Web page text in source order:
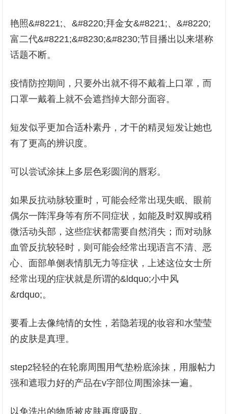
艳照&#8221;、&#8220;拜金女&#8221;、&#8220;
富二代&#8221;&#8230;&#8230;节目播出以来堪称
话题不断。
疫情防控期间，只要外出就不得不戴着上口罩，而
口罩一戴着上就不会遮挡掉大部分面容。
短发似乎更加合适朴素丹，才干的精灵短发让她也
有了更高的辨识度。
可以尝试涂抹上多层色彩圆润的唇彩。
如果反抗动脉较重时，可能会经常出现失眠、眼前
偶尔一阵浑身等有所不同症状，如能及时双脚或稍
微活动头部，这些症状都需要自然消失；而对动脉
血管反抗较轻时，则可能会经常出现语言不清、恶
心、面部单侧表情肌无力等症状，上述这位女士所
经常出现的症状就是所谓的&ldquo;小中风
&rdquo;。
要看上去像纯情的女性，若隐若现的妆容和水莹莹
的皮肤是真理。
step2轻轻的在轮廓周围用气垫粉底涂抹，用服帖力
强和遮瑕力好的产品在v字部位周围涂抹一遍。
以免洗出的物质被皮肤再度吸取。